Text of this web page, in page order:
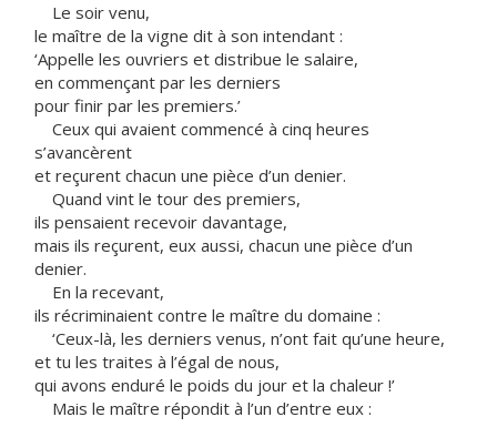
Le soir venu,
le maître de la vigne dit à son intendant :
‘Appelle les ouvriers et distribue le salaire,
en commençant par les derniers
pour finir par les premiers.’
Ceux qui avaient commencé à cinq heures
s’avancèrent
et reçurent chacun une pièce d’un denier.
Quand vint le tour des premiers,
ils pensaient recevoir davantage,
mais ils reçurent, eux aussi, chacun une pièce d’un
denier.
En la recevant,
ils récriminaient contre le maître du domaine :
‘Ceux-là, les derniers venus, n’ont fait qu’une heure,
et tu les traites à l’égal de nous,
qui avons enduré le poids du jour et la chaleur !’
Mais le maître répondit à l’un d’entre eux :